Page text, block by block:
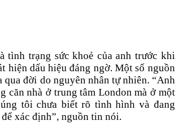
tình trạng sức khoẻ của anh trước khi
hiện dấu hiệu đáng ngờ. Một số nguồn
qua đời do nguyên nhân tự nhiên. “Anh
căn nhà ở trung tâm London mà ở một
tôi chưa biết rõ tình hình và đang
xác định”, nguồn tin nói.